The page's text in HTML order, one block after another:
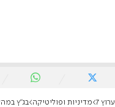
ערוץ 7 מדיניות ופוליטיקה בג"ץ